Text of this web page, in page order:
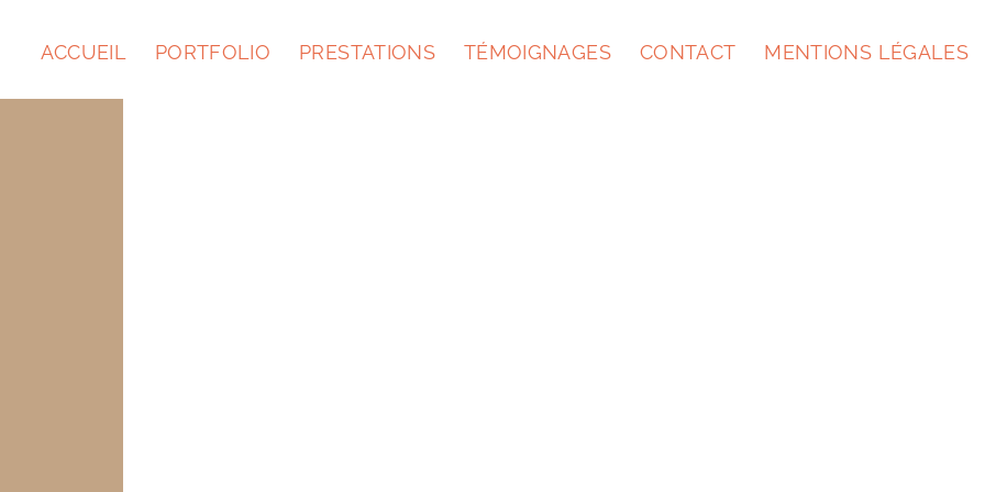
ACCUEIL PORTFOLIO PRESTATIONS TÉMOIGNAGES CONTACT MENTIONS LÉGALES